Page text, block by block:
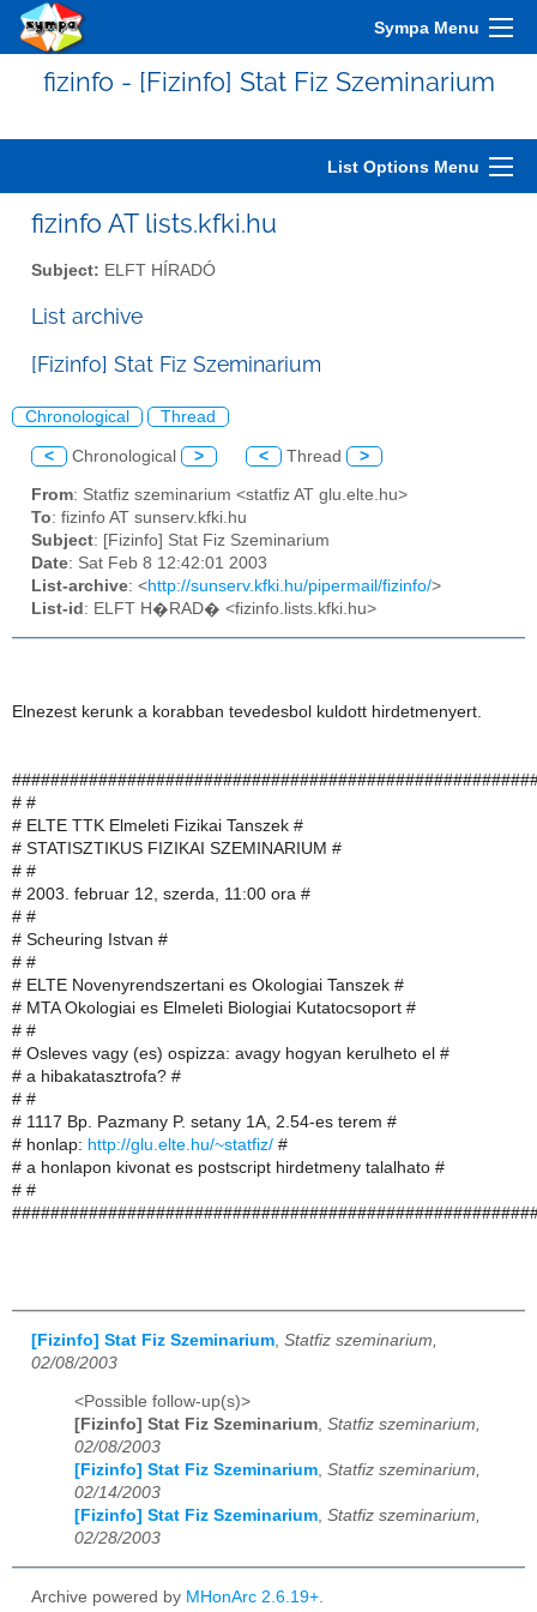
Sympa Menu
fizinfo - [Fizinfo] Stat Fiz Szeminarium
List Options Menu
fizinfo AT lists.kfki.hu
Subject: ELFT HÍRADÓ
List archive
[Fizinfo] Stat Fiz Szeminarium
Chronological Thread
< Chronological > < Thread >
From: Statfiz szeminarium <statfiz AT glu.elte.hu>
To: fizinfo AT sunserv.kfki.hu
Subject: [Fizinfo] Stat Fiz Szeminarium
Date: Sat Feb 8 12:42:01 2003
List-archive: <http://sunserv.kfki.hu/pipermail/fizinfo/>
List-id : ELFT H�RAD� <fizinfo.lists.kfki.hu>
Elnezest kerunk a korabban tevedesbol kuldott hirdetmenyert.
# #
# ELTE TTK Elmeleti Fizikai Tanszek #
# STATISZTIKUS FIZIKAI SZEMINARIUM #
# #
# 2003. februar 12, szerda, 11:00 ora #
# #
# Scheuring Istvan #
# #
# ELTE Novenyrendszertani es Okologiai Tanszek #
# MTA Okologiai es Elmeleti Biologiai Kutatocsoport #
# #
# Osleves vagy (es) ospizza: avagy hogyan kerulheto el #
# a hibakatasztrofa? #
# #
# 1117 Bp. Pazmany P. setany 1A, 2.54-es terem #
# honlap: http://glu.elte.hu/~statfiz/ #
# a honlapon kivonat es postscript hirdetmeny talalhato #
# #
[Fizinfo] Stat Fiz Szeminarium Statfiz szeminarium,
02/08/2003
<Possible follow-up(s)>
[Fizinfo] Stat Fiz Szeminarium, Statfiz szeminarium,
02/08/2003
[Fizinfo] Stat Fiz Szeminarium, Statfiz szeminarium,
02/14/2003
[Fizinfo] Stat Fiz Szeminarium, Statfiz szeminarium,
02/28/2003
Archive powered by MHonArc 2.6.19+.